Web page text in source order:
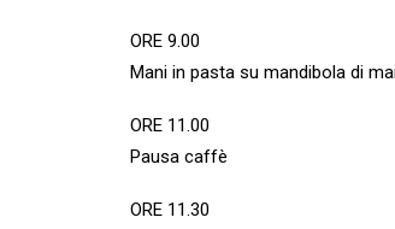
ORE 9.00
Mani in pasta su mandibola di
ORE 11.00
Pausa caffè
ORE 11.30